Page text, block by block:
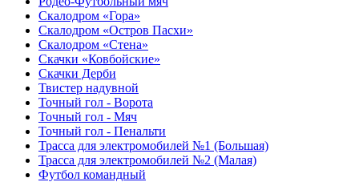
Скалодром «Гора»
Скалодром «Остров Пасхи»
Скалодром «Стена»
Скачки «Ковбойские»
Скачки Дерби
Твистер надувной
Точный гол - Ворота
Точный гол - Мяч
Точный гол - Пенальти
Трасса для электромобилей №1 (Большая)
Трасса для электромобилей №2 (Малая)
Футбол командный